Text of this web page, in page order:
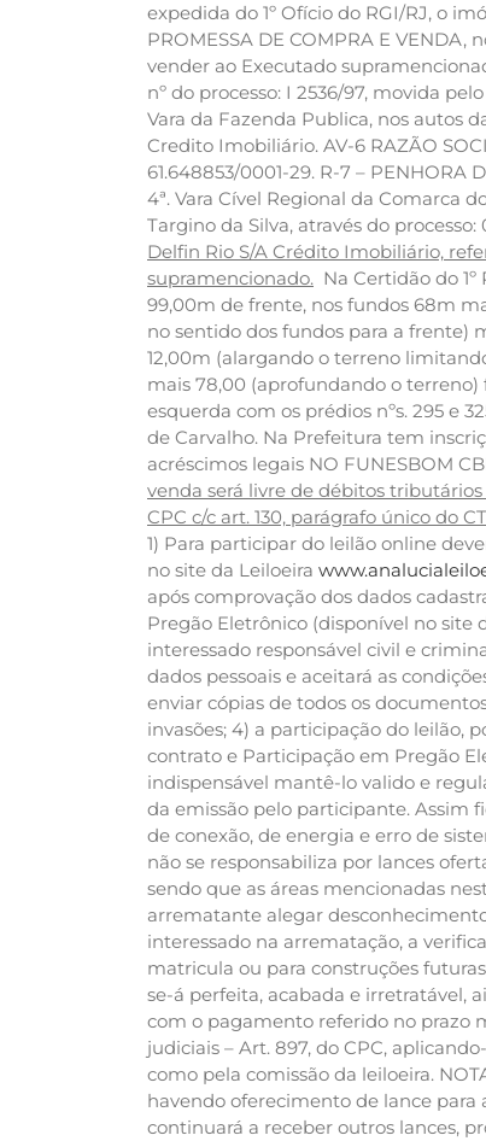
expedida do 1º Ofício do RGI/RJ, o
PROMESSA DE COMPRA E
vender ao Executado
nº do processo: I 2536/97, movida
Vara da Fazenda Publica, nos autos
Credito Imobiliário. AV-6 RAZÃO
61.648853/0001-29. R-7 –
4ª. Vara Cível Regional da Comarca
Targino da Silva, através do processo:
Delfin Rio S/A Crédito Imobiliário,
supramencionado. Na Certidão do
99,00m de frente, nos fundos 68m
no sentido dos fundos para a frente)
12,00m (alargando o terreno
mais 78,00 (aprofundando o terreno)
esquerda com os prédios nºs. 295 e
de Carvalho. Na Prefeitura tem
acréscimos legais NO FUNESBOM
venda será livre de débitos
CPC c/c art. 130, parágrafo único do
1) Para participar do leilão online
no site da Leiloeira
após comprovação dos dados
Pregão Eletrônico (disponível no site
interessado responsável civil e
dados pessoais e aceitará as
enviar cópias de todos os
invasões; 4) a participação do leilão,
contrato e Participação em Pregão
indispensável mantê-lo valido e
da emissão pelo participante. Assim
de conexão, de energia e erro de
não se responsabiliza por lances
sendo que as áreas mencionadas
arrematante alegar
interessado na arrematação, a
matricula ou para construções
se-á perfeita, acabada e irretratável,
com o pagamento referido no prazo
judiciais – Art. 897, do CPC,
como pela comissão da leiloeira.
havendo oferecimento de lance
continuará a receber outros lances,